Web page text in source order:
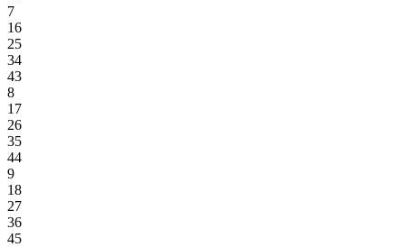
7
16
25
34
43
8
17
26
35
44
9
18
27
36
45